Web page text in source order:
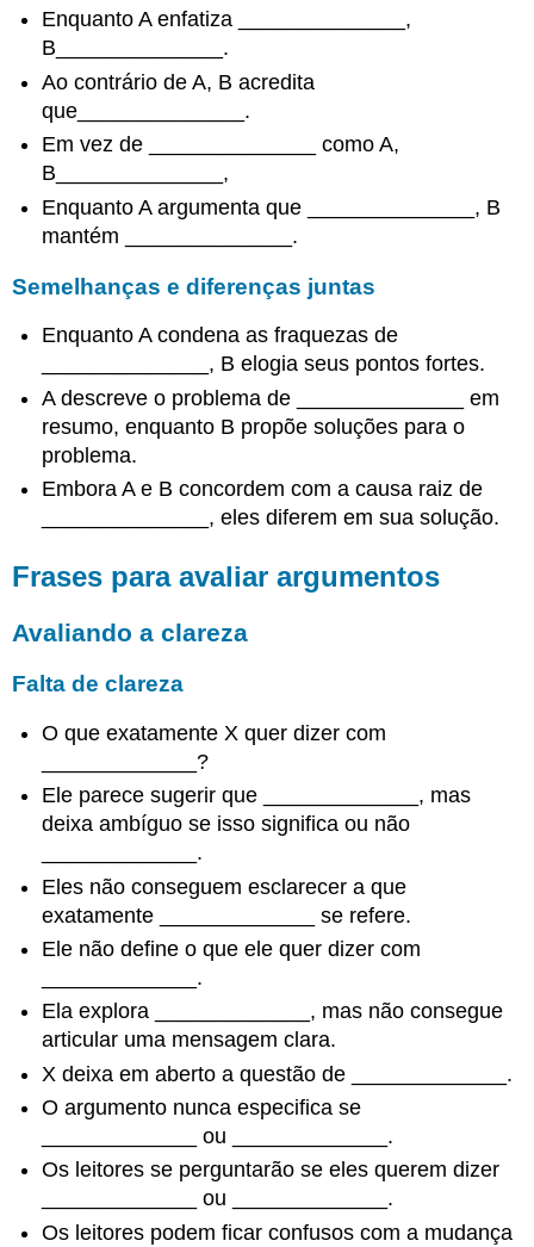
Enquanto A enfatiza ______________,
B______________.
Ao contrário de A, B acredita
que______________.
Em vez de ______________ como A,
B______________,
Enquanto A argumenta que ______________, B
mantém ______________.
Semelhanças e diferenças juntas
Enquanto A condena as fraquezas de
______________, B elogia seus pontos fortes.
A descreve o problema de ______________ em
resumo, enquanto B propõe soluções para o
problema.
Embora A e B concordem com a causa raiz de
______________, eles diferem em sua solução.
Frases para avaliar argumentos
Avaliando a clareza
Falta de clareza
O que exatamente X quer dizer com
_____________?
Ele parece sugerir que _____________, mas
deixa ambíguo se isso significa ou não
_____________.
Eles não conseguem esclarecer a que
exatamente _____________ se refere.
Ele não define o que ele quer dizer com
_____________.
Ela explora _____________, mas não consegue
articular uma mensagem clara.
X deixa em aberto a questão de _____________.
O argumento nunca especifica se
_____________ ou _____________.
Os leitores se perguntarão se eles querem dizer
_____________ ou _____________.
Os leitores podem ficar confusos com a mudança